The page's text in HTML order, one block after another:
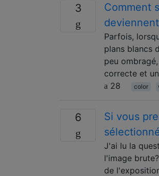
3
Comment
Parfois,
plans blancs
peu
correcte et
28
color
6
Si vous
J'ai lu la
l'image
de